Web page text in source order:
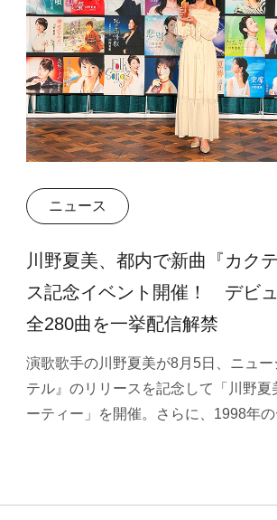
ニュース
川野夏美、都内で新曲『カク
ス記念イベント開催！ デビ
全280曲を一挙配信解禁
演歌歌手の川野夏美が8月5日、ニュー
テル』のリリースを記念して「川野夏
ーティー」を開催。さらに、1998年